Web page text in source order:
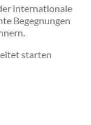
internationale
Begegnungen
starten